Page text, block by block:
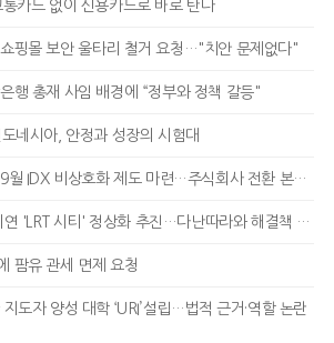
카드 없이 신용카드로 바로 탄다
핑몰 보안 울타리 철거 요청…"치안 문제없다"
행 총재 사임 배경에 “정부와 정책 갈등"
네시아, 안정과 성장의 시험대
IDX 비상호화 제도 마련…주식회사 전환 본격화
'LRT 시티' 정상화 추진…다난따라와 해결책 모색
팜유 관세 면제 요청
도자 양성 대학 ‘URI’설립…법적 근거·역할 논란